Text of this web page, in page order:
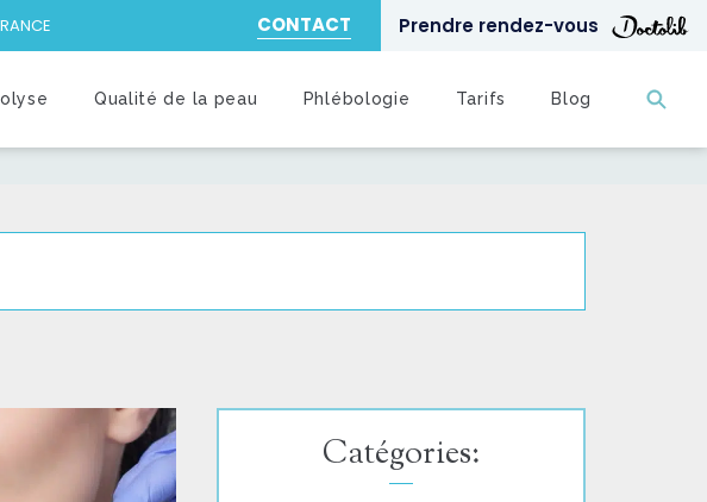
CONTACT Prendre rendez-vous
Qualité de la peau Phlébologie Tarifs Blog
Catégories: